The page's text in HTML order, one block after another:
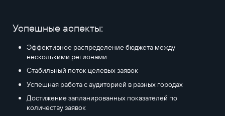
Успешные аспекты:
Эффективное распределение бюджета между
несколькими регионами
Стабильный поток целевых заявок
Успешная работа с аудиторией в разных городах
Достижение запланированных показателей по
количеству заявок